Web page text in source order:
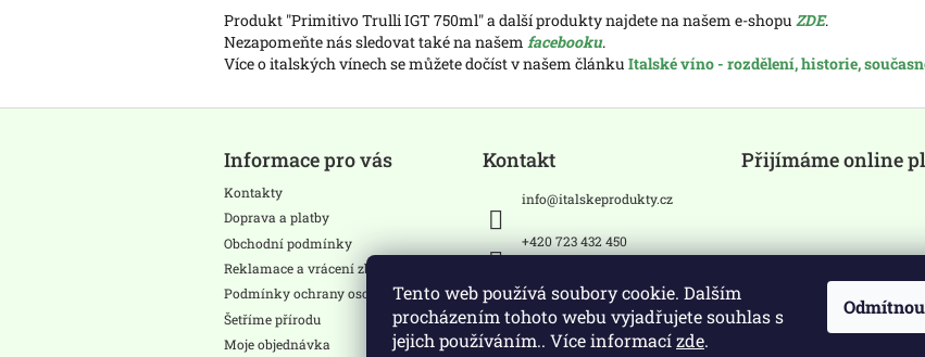
Tento web používá soubory cookie. Dalším
procházením tohoto webu vyjadřujete souhlas s
jejich používáním.. Více informacízde.
Produkt "Primitivo Trulli IGT 750ml" a další produkty najdete na našem e-shopu ZDE.
Nezapomeňte nás sledovat také na našem facebooku.
Více o italských vínech se můžete dočíst v našem článku Italské víno - rozdělení, historie,
Informace pro vás
Kontakty
Doprava a platby
Obchodní podmínky
Reklamace a vrácení zboží
Podmínky ochrany osobních údajů
Šetříme přírodu
Moje objednávka
Kontakt
info@italskeprodukty.cz
+420 723 432 450
Sledujte nás na Facebooku
Přijímáme online